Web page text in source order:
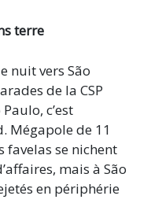
terre
nuit vers São
de la CSP
c’est
Mégapole de 11
favelas se nichent
mais à São
en périphérie